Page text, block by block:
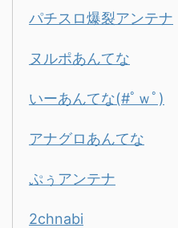
パチスロ爆裂アンテナ
ヌルポあんてな
いーあんてな(#ﾟｗﾟ)
アナグロあんてな
ぷぅアンテナ
2chnabi